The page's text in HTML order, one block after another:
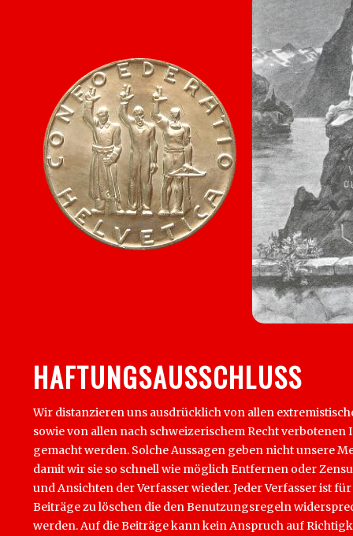
HAFTUNGSAUSSCHLUSS
Wir distanzieren uns ausdrücklich von allen
sowie von allen nach schweizerischem Recht
gemacht werden. Solche Aussagen geben nicht unsere
damit wir sie so schnell wie möglich Entfernen oder
und Ansichten der Verfasser wieder. Jeder Verfasser ist
Beiträge zu löschen die den Benutzungsregeln
werden. Auf die Beiträge kann kein Anspruch auf